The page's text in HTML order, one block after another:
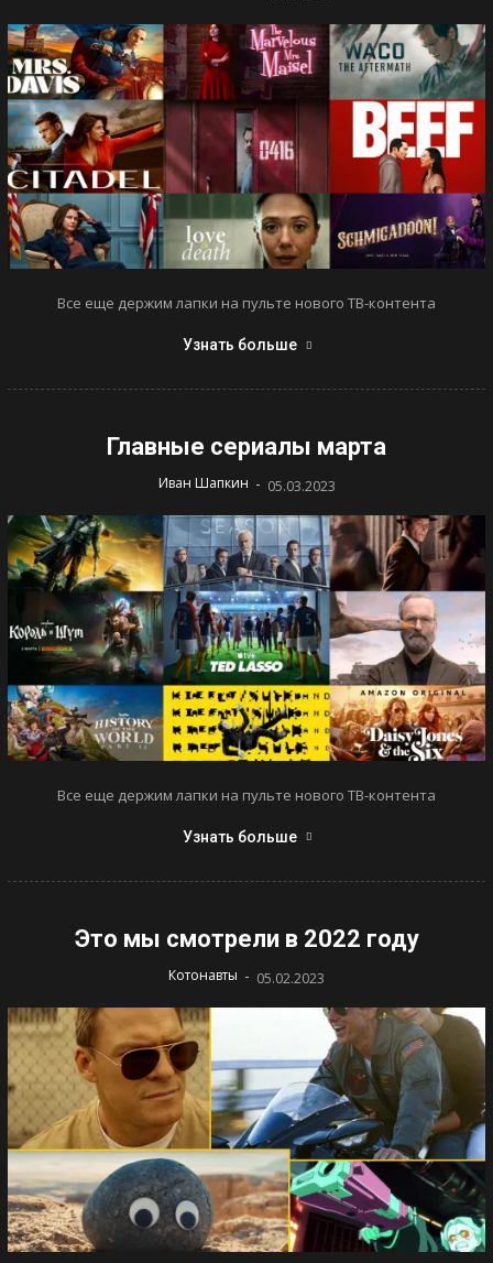
Все еще держим лапки на пульте нового ТВ-контента
Узнать больше
Главные сериалы марта
Иван Шапкин - 05.03.2023
Все еще держим лапки на пульте нового ТВ-контента
Узнать больше
Это мы смотрели в 2022 году
Котонавты - 05.02.2023